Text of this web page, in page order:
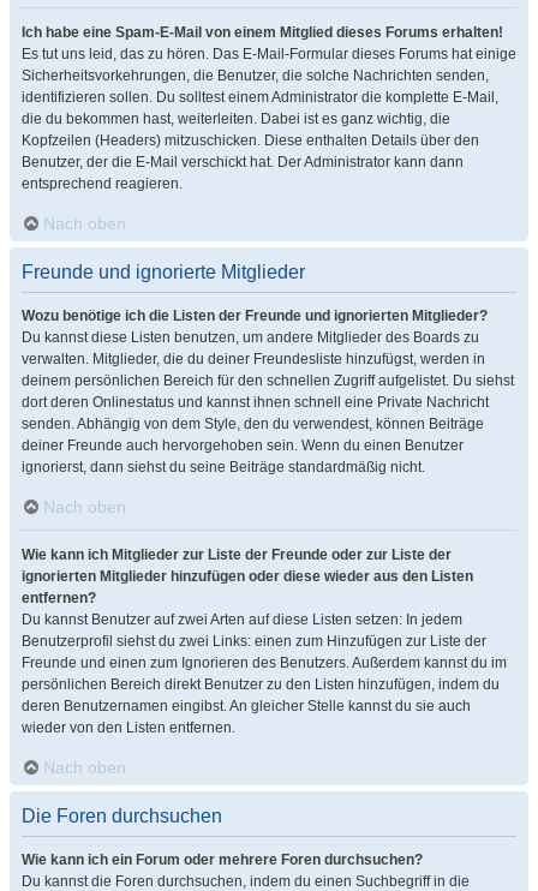
Ich habe eine Spam-E-Mail von einem Mitglied dieses Forums erhalten!
Es tut uns leid, das zu hören. Das E-Mail-Formular dieses Forums hat einige
Sicherheitsvorkehrungen, die Benutzer, die solche Nachrichten senden,
identifizieren sollen. Du solltest einem Administrator die komplette E-Mail,
die du bekommen hast, weiterleiten. Dabei ist es ganz wichtig, die
Kopfzeilen (Headers) mitzuschicken. Diese enthalten Details über den
Benutzer, der die E-Mail verschickt hat. Der Administrator kann dann
entsprechend reagieren.
Nach oben
Freunde und ignorierte Mitglieder
Wozu benötige ich die Listen der Freunde und ignorierten Mitglieder?
Du kannst diese Listen benutzen, um andere Mitglieder des Boards zu
verwalten. Mitglieder, die du deiner Freundesliste hinzufügst, werden in
deinem persönlichen Bereich für den schnellen Zugriff aufgelistet. Du siehst
dort deren Onlinestatus und kannst ihnen schnell eine Private Nachricht
senden. Abhängig von dem Style, den du verwendest, können Beiträge
deiner Freunde auch hervorgehoben sein. Wenn du einen Benutzer
ignorierst, dann siehst du seine Beiträge standardmäßig nicht.
Nach oben
Wie kann ich Mitglieder zur Liste der Freunde oder zur Liste der
ignorierten Mitglieder hinzufügen oder diese wieder aus den Listen
entfernen?
Du kannst Benutzer auf zwei Arten auf diese Listen setzen: In jedem
Benutzerprofil siehst du zwei Links: einen zum Hinzufügen zur Liste der
Freunde und einen zum Ignorieren des Benutzers. Außerdem kannst du im
persönlichen Bereich direkt Benutzer zu den Listen hinzufügen, indem du
deren Benutzernamen eingibst. An gleicher Stelle kannst du sie auch
wieder von den Listen entfernen.
Nach oben
Die Foren durchsuchen
Wie kann ich ein Forum oder mehrere Foren durchsuchen?
Du kannst die Foren durchsuchen, indem du einen Suchbegriff in die